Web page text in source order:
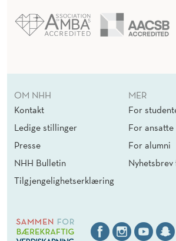
OM NHH
Kontakt
Ledige stillinger
Presse
NHH Bulletin
Tilgjengelighetserklæring
MER
For
For ansatte
For alumni